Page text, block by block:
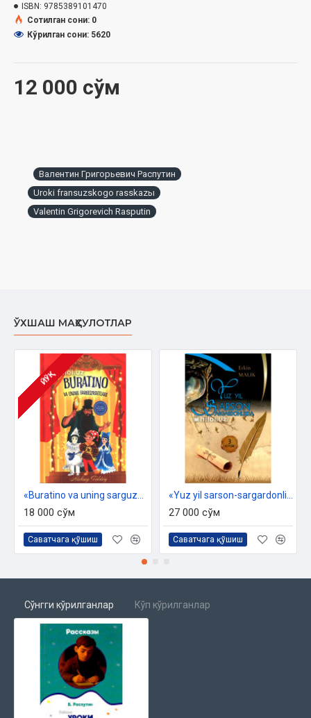
12 000 сўм
ISBN: 9785389101470
Сотилган сони: 0
Кўрилган сони: 5620
Валентин Григорьевич Распутин
Uroki fransuzskogo rasskazы
Valentin Grigorevich Rasputin
ЎХШАШ МАҲСУЛОТЛАР
ЙЎҚ
18 000 сўм
Саватчага қўшиш
27 000 сўм
Саватчага қўшиш
Сўнгги кўрилганлар Кўп кўрилганлар